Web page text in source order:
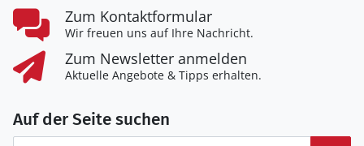
Zum Kontaktformular
Wir freuen uns auf Ihre Nachricht.
Zum Newsletter anmelden
Aktuelle Angebote & Tipps erhalten.
Auf der Seite suchen